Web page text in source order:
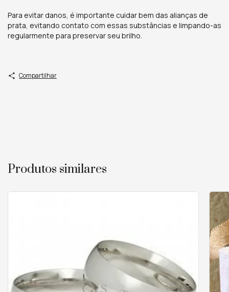
Para evitar danos, é importante cuidar bem das alianças de
prata, evitando contato com essas substâncias e limpando-as
regularmente para preservar seu brilho.
Compartilhar
Produtos similares